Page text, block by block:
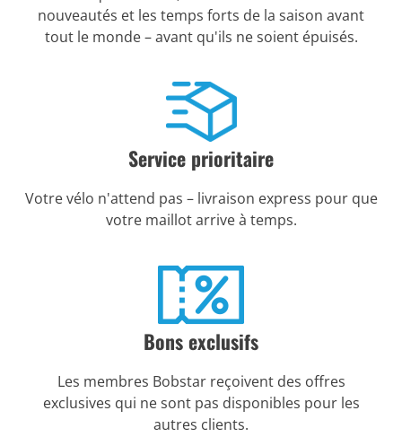
nouveautés et les temps forts de la saison avant
tout le monde – avant qu'ils ne soient épuisés.
Service prioritaire
Votre vélo n'attend pas – livraison express pour que
votre maillot arrive à temps.
Bons exclusifs
Les membres Bobstar reçoivent des offres
exclusives qui ne sont pas disponibles pour les
autres clients.